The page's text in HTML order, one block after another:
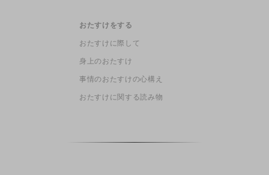
おたすけをする
おたすけに際して
身上のおたすけ
事情のおたすけの心構え
おたすけに関する読み物